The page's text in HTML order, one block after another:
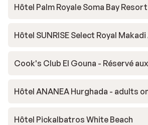
Hôtel Palm Royale Soma Bay Resort
Hôtel SUNRISE Select Royal
Cook's Club El Gouna - Réservé
Hôtel ANANEA Hurghada - adults
Hôtel Pickalbatros White Beach